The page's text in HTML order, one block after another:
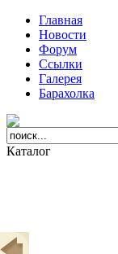
Главная
Новости
Форум
Ссылки
Галерея
Барахолка
Каталог